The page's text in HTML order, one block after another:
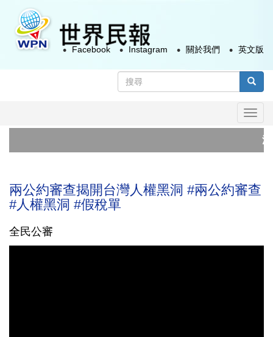
容
搜
尋
Facebook Instagram 關於我們 英文版
沙
兩公約審查揭開台灣人權黑洞 #兩公約審查
#人權黑洞 #假稅單
全民公審